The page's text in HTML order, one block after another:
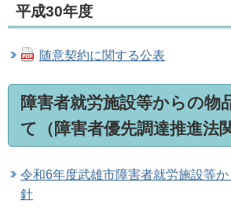
平成30年度
随意契約に関する公表
障害者就労施設等からの物
て（障害者優先調達推進法
令和6年度武雄市障害者就労施設等
針